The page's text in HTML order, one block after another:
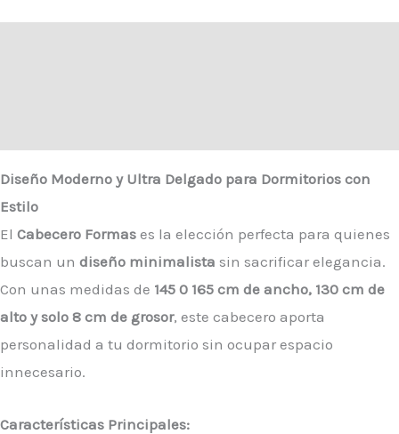
Diseño Moderno y Ultra Delgado para Dormitorios con
Estilo
El Cabecero Formas es la elección perfecta para quienes
buscan un diseño minimalista sin sacrificar elegancia.
Con unas medidas de 145 0 165 cm de ancho, 130 cm de
alto y solo 8 cm de grosor, este cabecero aporta
personalidad a tu dormitorio sin ocupar espacio
innecesario.
Características Principales: